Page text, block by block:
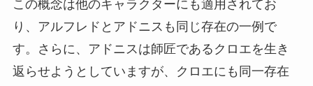
この概念は他のキャラクターにも適用されてお
り、アルフレドとアドニスも同じ存在の一例で
す。さらに、アドニスは師匠であるクロエを生き
返らせようとしていますが、クロエにも同一存在